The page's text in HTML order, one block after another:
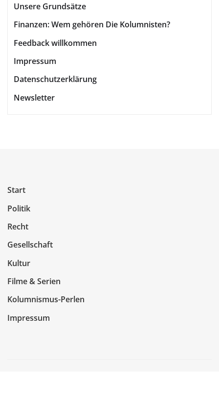
Unsere Grundsätze
Finanzen: Wem gehören Die Kolumnisten?
Feedback willkommen
Impressum
Datenschutzerklärung
Newsletter
Start
Politik
Recht
Gesellschaft
Kultur
Filme & Serien
Kolumnismus-Perlen
Impressum